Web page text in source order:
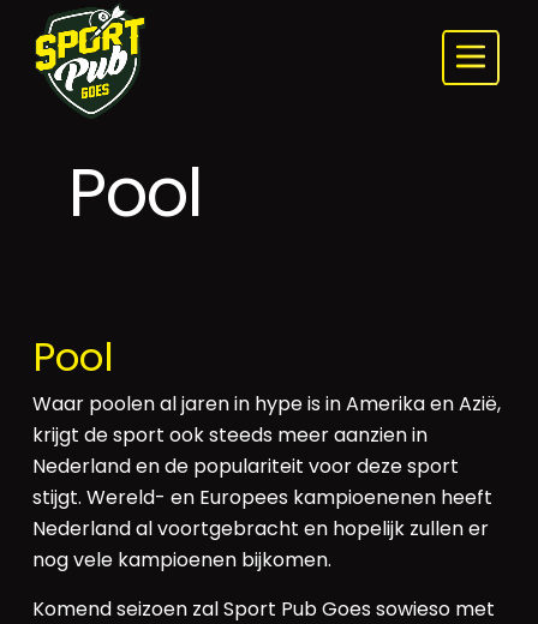
Pool
Pool
Waar poolen al jaren in hype is in Amerika en Azië,
krijgt de sport ook steeds meer aanzien in
Nederland en de populariteit voor deze sport
stijgt. Wereld- en Europees kampioenenen heeft
Nederland al voortgebracht en hopelijk zullen er
nog vele kampioenen bijkomen.
Komend seizoen zal Sport Pub Goes sowieso met